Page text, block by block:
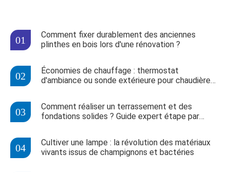
Comment fixer durablement des anciennes
plinthes en bois lors d'une rénovation ?
Économies de chauffage : thermostat
d'ambiance ou sonde extérieure pour chaudière
Comment réaliser un terrassement et des
fondations solides ? Guide expert étape par
Cultiver une lampe : la révolution des matériaux
vivants issus de champignons et bactéries